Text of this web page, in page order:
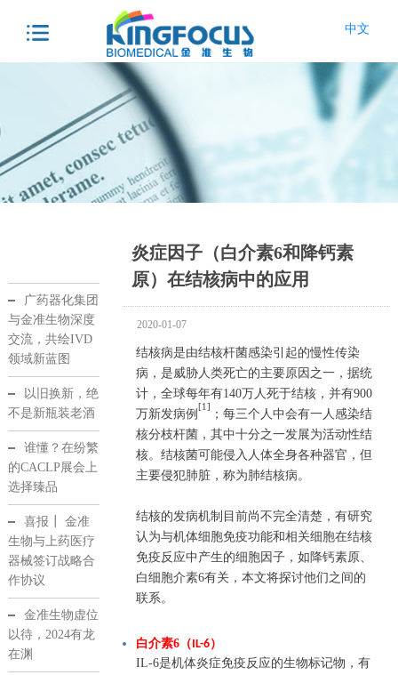
中文
广药器化集团
与金准生物深度
交流，共绘IVD
领域新蓝图
以旧换新，绝
不是新瓶装老酒
谁懂？在纷繁
的CACLP展会上
选择臻品
喜报┃ 金准
生物与上药医疗
器械签订战略合
作协议
金准生物虚位
以待，2024有龙
在渊
炎症因子（白介素6和降钙素
原）在结核病中的应用
2020-01-07
结核病是由结核杆菌感染引起的慢性传染
病，是威胁人类死亡的主要原因之一，据统
计，全球每年有140万人死于结核，并有900
万新发病例
[1]
；每三个人中会有一人感染结
核分枝杆菌，其中十分之一发展为活动性结
核。结核菌可能侵入人体全身各种器官，但
主要侵犯肺脏，称为肺结核病。
结核的发病机制目前尚不完全清楚，有研究
认为与机体细胞免疫功能和相关细胞在结核
免疫反应中产生的细胞因子，如降钙素原、
白细胞介素6有关，本文将探讨他们之间的
联系。
白介素6（IL-6）
IL-6是机体炎症免疫反应的生物标记物，有